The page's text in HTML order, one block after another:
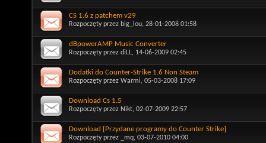
CS 1.6 z patchem v29
Rozpoczęty przez big_lou, 28-01-2008 01:58
dBpowerAMP Music Converter
Rozpoczęty przez diLL, 14-06-2009 02:45
Dodatki do Counter-Strike 1.6 Non Steam
Rozpoczęty przez Warmi, 05-03-2008 17:09
Download Cs 1.5
Rozpoczęty przez Nikt, 02-07-2009 22:57
Download [Przydane programy do Counter Strike]
Rozpoczęty przez _mq, 03-07-2010 04:00